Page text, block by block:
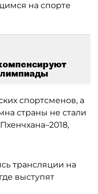
на спорте
спортсменов, а
страны не стали
трансляции на
выступят